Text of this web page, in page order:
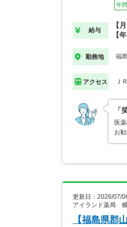
年
給与
【
【
勤務地 福
アクセス Ｊ
「
医
お
更新日：2026/07/
アイランド薬局
【福島県